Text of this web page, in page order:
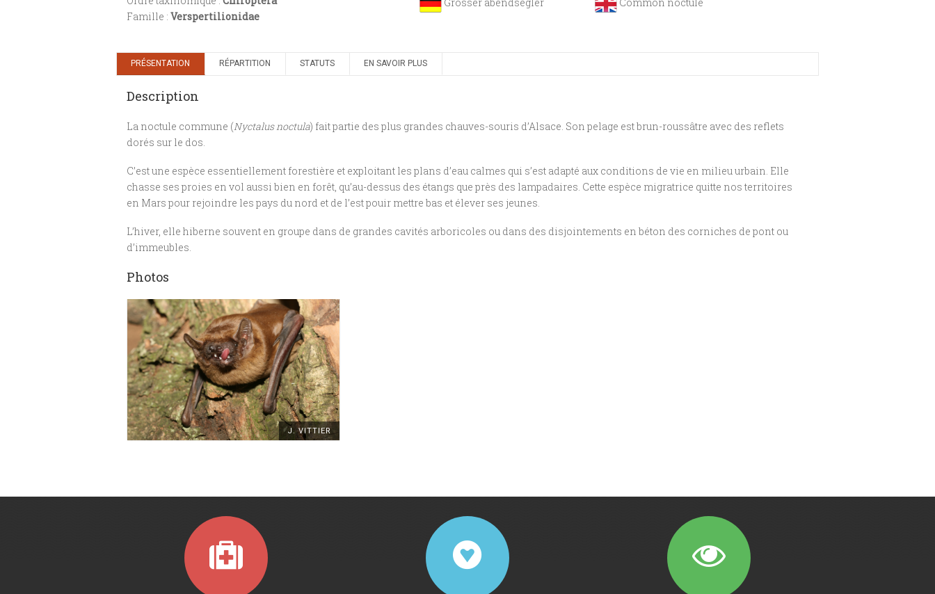
Famille : Verspertilionidae
PRÉSENTATION RÉPARTITION STATUTS EN SAVOIR PLUS
Description
La noctule commune (Nyctalus noctula) fait partie des plus grandes chauves-souris d’Alsace. Son pelage est brun-roussâtre avec des reflets
dorés sur le dos.
C’est une espèce essentiellement forestière et exploitant les plans d’eau calmes qui s’est adapté aux conditions de vie en milieu urbain. Elle
chasse ses proies en vol aussi bien en forêt, qu’au-dessus des étangs que près des lampadaires. Cette espèce migratrice quitte nos territoires
en Mars pour rejoindre les pays du nord et de l’est pouir mettre bas et élever ses jeunes.
L’hiver, elle hiberne souvent en groupe dans de grandes cavités arboricoles ou dans des disjointements en béton des corniches de pont ou
d’immeubles.
Photos
J. VITTIER